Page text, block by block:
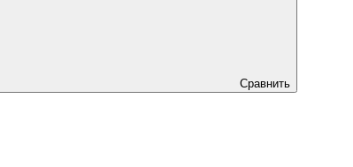
Сравнить